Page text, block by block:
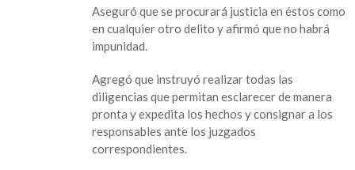
Aseguró que se procurará justicia en éstos como
en cualquier otro delito y afirmó que no habrá
impunidad.
Agregó que instruyó realizar todas las
diligencias que permitan esclarecer de manera
pronta y expedita los hechos y consignar a los
responsables ante los juzgados
correspondientes.